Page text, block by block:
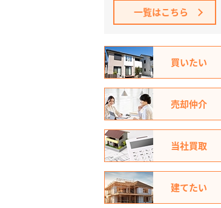
一覧はこちら
買いたい
売却仲介
当社買取
建てたい